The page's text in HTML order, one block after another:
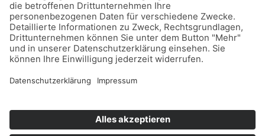
E-Mail:rektorat@gs-peterundpaul-landshut.de
E-Mail:sekretariat@gs-peterundpaul-landshut.de
|Login